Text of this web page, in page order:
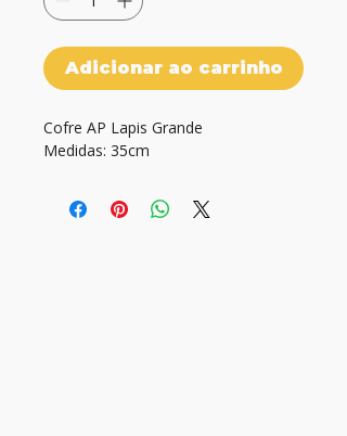
Adicionar ao carrinho
Cofre AP Lapis Grande
Medidas: 35cm